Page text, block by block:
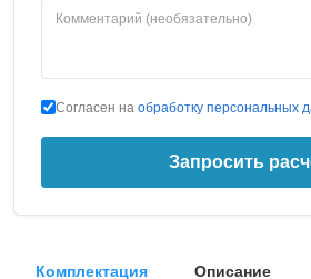
Согласен на обработку персональных
Запросить
Комплектация Описание